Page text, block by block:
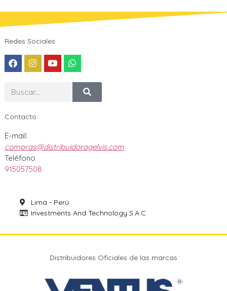
Redes Sociales
Contacto
E-mail:
compras@distribuidoragelvis.com
Teléfono
915057508
Lima - Perú
Investments And Technology S.A.C
Distribuidores Oficiales de las marcas